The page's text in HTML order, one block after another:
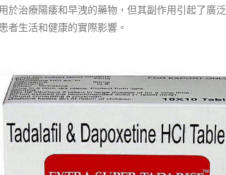
於治療陽痿和早洩的藥物，但其副作用引起了廣
者生活和健康的實際影響。